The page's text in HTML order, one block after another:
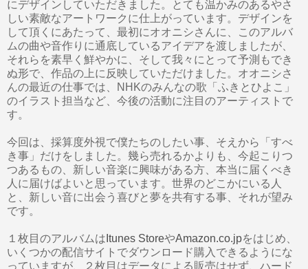
にデザインしていただきました。とても温かみのあるやさ
しい素敵なアートワークに仕上がっています。デザインを
して頂くにあたって、最初にオオニシさんに、このアルバ
ムの曲や音作りに通底しているアイデアを渡しましたが、
それらを素早く鮮やかに、そして我々にとって予測もでき
ぬ形で、作品の上に反映していただけました。オオニシさ
んの最近の仕事では、NHKのみんなの歌「ふきとひよこ」
のイラスト担当など、今後の活動に注目のアーティストで
す。
今回は、採算度外視で僕たちのしたい事、そえから「すべ
き事」だけをしました。幾ら売れるかよりも、今起こりつ
つあるもの、新しい音楽に興味がある方、本当に届くべき
人に届けばよいと思っています。世界のどこかにいる人
と、新しい音に出会う喜びと夢を共有する事、それが望み
です。
１枚目のアルバムは Itunes StoreやAmazon.co.jpをはじめ、
いくつかの配信サイトでダウンロード購入できるようにな
っていますが、２枚目はデータによる販売はせず、ハード